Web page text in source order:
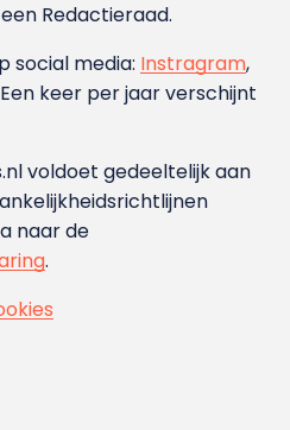
Redactieraad.
social media: Instragram,
keer per jaar verschijnt
voldoet gedeeltelijk aan
naar de
.